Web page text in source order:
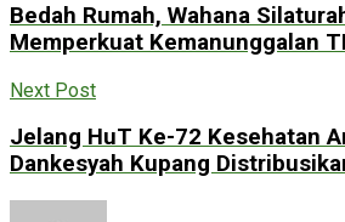
Bedah Rumah, Wahana
Memperkuat Kemanunggalan
Next Post
Jelang HuT Ke-72 Kesehatan
Dankesyah Kupang